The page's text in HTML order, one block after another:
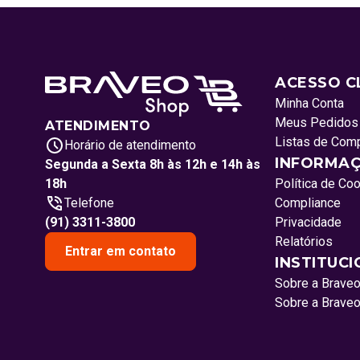
ATENDIMENTO
Horário de atendimento
Segunda a Sexta 8h às 12h e 14h às
18h
Telefone
(91) 3311-3800
Entrar em contato
ACESSO
Minha Conta
Meus Pedidos
Listas de
Política de
Compliance
Privacidade
Relatórios
Sobre a
Sobre a